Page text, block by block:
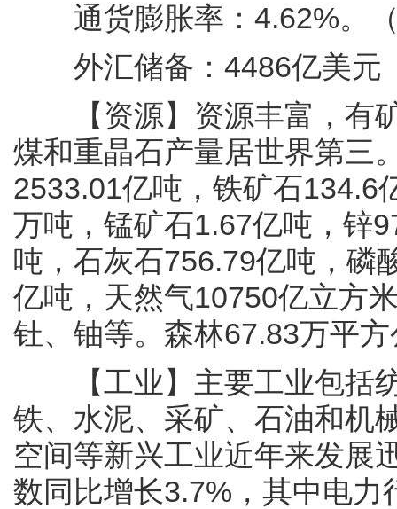
通货膨胀率：4.62%。（
外汇储备：4486亿美元
【资源】资源丰富，有矿
煤和重晶石产量居世界第三
2533.01亿吨，铁矿石134.6
万吨，锰矿石1.67亿吨，锌
吨，石灰石756.79亿吨，磷
亿吨，天然气10750亿立方
钍、铀等。森林67.83万平
【工业】主要工业包括纺
铁、水泥、采矿、石油和机
空间等新兴工业近年来发展
数同比增长3.7%，其中电